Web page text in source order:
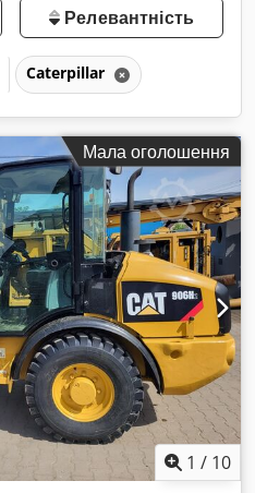
Релевантність
Caterpillar
Мала оголошення
1 / 10